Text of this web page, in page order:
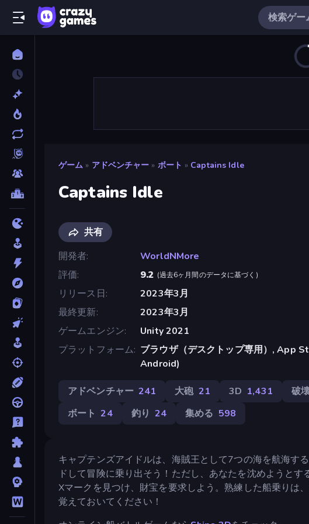
ゲーム » アドベンチャー » ボート » Captains Idle
Captains Idle
共有
開発者
WorldNMore
評価
9.2 (過去6ヶ月間のデータに基づく )
リリース日
2023年3月
最終更新
2023年3月
ゲームエンジン
Unity 2021
プラットフォーム ブラウザ（デスクトップ専用）, App
Android)
アドベンチャー 241 大砲 21 3D 1,431 破
ボート 24 釣り 24 集める 598
キャプテンズアイドルは、海賊王として7つの海を航海す
ドして冒険に乗り出そう！ただし、あなたを沈めようと
Xマークを見つけ、財宝を要求しよう。熟練した船乗りは
覚えておいてください！